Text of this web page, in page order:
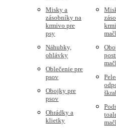
Misky a
zásobníky na
krmivo pre
psy
Náhubky,
ohlávky
Oblečenie pre
psov
Obojky pre
psov
Ohrádky a
klietky